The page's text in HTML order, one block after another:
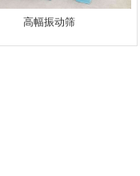
高幅振动筛